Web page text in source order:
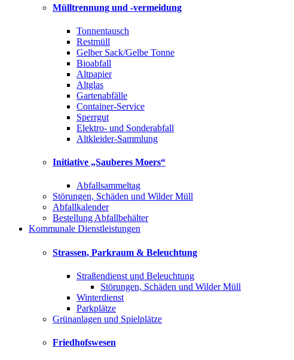
Mülltrennung und -vermeidung
Tonnentausch
Restmüll
Gelber Sack/Gelbe Tonne
Bioabfall
Altpapier
Altglas
Gartenabfälle
Container-Service
Sperrgut
Elektro- und Sonderabfall
Altkleider-Sammlung
Initiative „Sauberes Moers“
Abfallsammeltag
Störungen, Schäden und Wilder Müll
Abfallkalender
Bestellung Abfallbehälter
Kommunale Dienstleistungen
Strassen, Parkraum & Beleuchtung
Straßendienst und Beleuchtung
Störungen, Schäden und Wilder Müll
Winterdienst
Parkplätze
Grünanlagen und Spielplätze
Friedhofswesen